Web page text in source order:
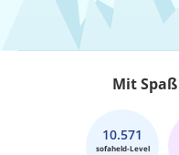
Mit Spaß
10.571
sofaheld-Level